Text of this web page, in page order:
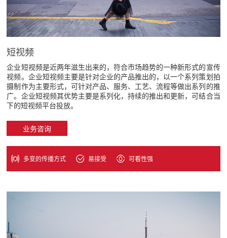
02
短视频
企业短视频是近两年滋生出来的，符合市场趋势的一种新形式的宣传
视频。企业短视频主要是针对企业的产品推出的，以一个系列策划拍
摄制作为主要形式，可针对产品、服务、工艺、流程等做出系列的推
广。企业短视频其优势主要是系列化，持续的推出和更新，可结合当
下的短视频平台投放。
业务咨询
多变的传播方式 易接受 可看性强